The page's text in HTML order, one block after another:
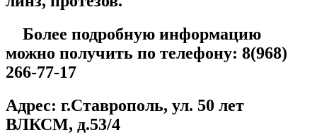
Более подробную информацию
можно получить по телефону: 8(968)
266-77-17
Адрес: г.Ставрополь, ул. 50 лет
ВЛКСМ, д.53/4